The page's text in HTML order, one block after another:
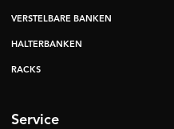
VERSTELBARE BANKEN
HALTERBANKEN
RACKS
Service